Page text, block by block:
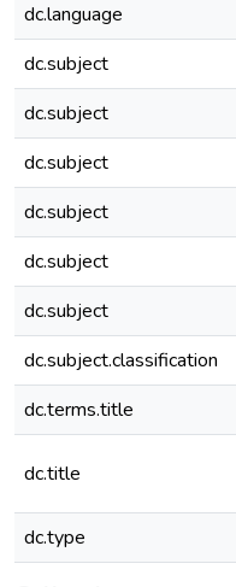
dc.language
dc.subject
dc.subject
dc.subject
dc.subject
dc.subject
dc.subject
dc.subject.classification
dc.terms.title
dc.title
dc.type